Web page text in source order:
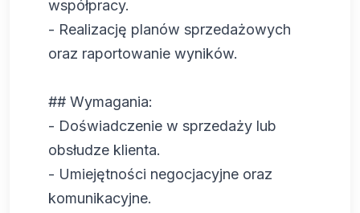
współpracy.
- Realizację planów sprzedażowych
oraz raportowanie wyników.
## Wymagania:
- Doświadczenie w sprzedaży lub
obsłudze klienta.
- Umiejętności negocjacyjne oraz
komunikacyjne.